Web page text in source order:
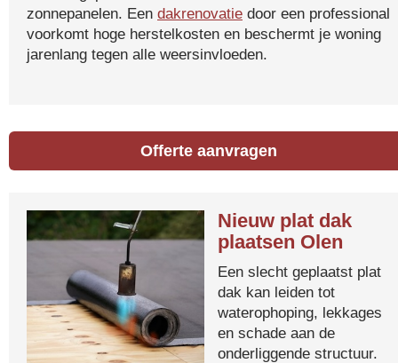
zonnepanelen. Een dakrenovatie door een professional
voorkomt hoge herstelkosten en beschermt je woning
jarenlang tegen alle weersinvloeden.
Offerte aanvragen
Nieuw plat dak
plaatsen Olen
Een slecht geplaatst plat
dak kan leiden tot
waterophoping, lekkages
en schade aan de
onderliggende structuur.